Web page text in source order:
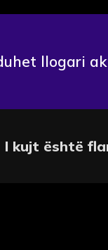
llogari
I kujt është